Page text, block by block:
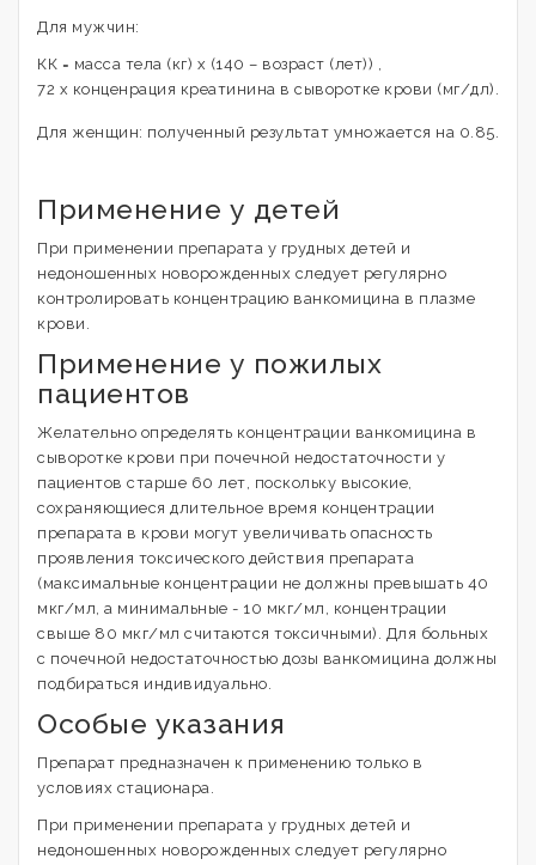
Для мужчин:
КК = масса тела (кг) х (140 – возраст (лет)) ,
72 х конценрация креатинина в сыворотке крови (мг/дл).
Для женщин: полученный результат умножается на 0.85.
Применение у детей
При применении препарата у грудных детей и
недоношенных новорожденных следует регулярно
контролировать концентрацию ванкомицина в плазме
крови.
Применение у пожилых
пациентов
Желательно определять концентрации ванкомицина в
сыворотке крови при почечной недостаточности у
пациентов старше 60 лет, поскольку высокие,
сохраняющиеся длительное время концентрации
препарата в крови могут увеличивать опасность
проявления токсического действия препарата
(максимальные концентрации не должны превышать 40
мкг/мл, а минимальные - 10 мкг/мл, концентрации
свыше 80 мкг/мл считаются токсичными). Для больных
с почечной недостаточностью дозы ванкомицина должны
подбираться индивидуально.
Особые указания
Препарат предназначен к применению только в
условиях стационара.
При применении препарата у грудных детей и
недоношенных новорожденных следует регулярно